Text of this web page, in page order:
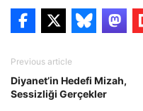
Previous article
Diyanet’in Hedefi Mizah,
Sessizliği Gerçekler